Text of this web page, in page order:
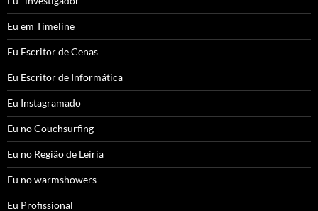
Eu em Timeline
Eu Escritor de Cenas
Eu Escritor de Informática
Eu Instagramado
Eu no Couchsurfing
Eu no Região de Leiria
Eu no warmshowers
Eu Profissional